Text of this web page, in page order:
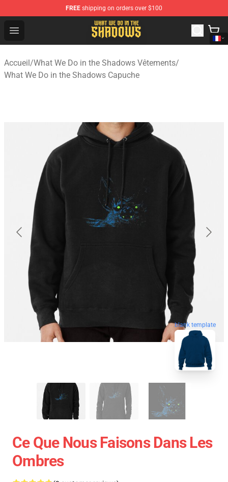
FREE shipping on orders over $100
Open menu
What We Do in the Shadows Shop - Official What We
Accueil/What We Do in the Shadows Vêtements/
What We Do in the Shadows Capuche
blank template
Ce Que Nous Faisons Dans Les
Ombres